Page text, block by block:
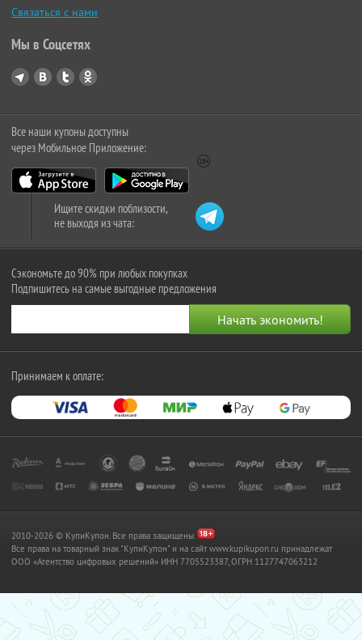
Связаться с нами
Мы в Соцсетях
Все наши купоны доступны
через Мобильное Приложение:
Ищите скидки поблизости,
не выходя из чата:
Сэкономьте до 90% при любых покупках
Подпишитесь на самые выгодные предложения
Принимаем к оплате:
2010-2026 © КупиКупон. Все права защищены.
Все права на товарный знак "КупиКупон" и на сайт www.kupikupon.ru принадлежат
OOO «Агентство цифровых решений» ИНН 7705523387, ОГРН 1127747063212